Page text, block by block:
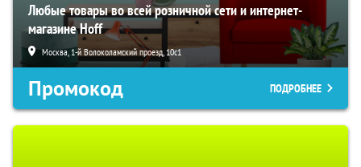
Любые товары во всей розничной сети и интернет-
магазине Hoff
Москва, 1-й Волоколамский проезд, 10с1
Промокод ПОДРОБНЕЕ